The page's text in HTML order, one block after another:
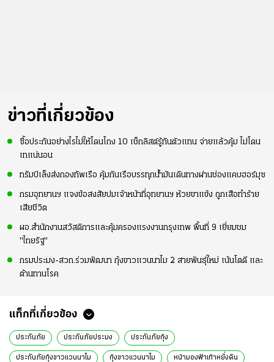
ข่าวที่เกี่ยวข้อง
ซื้อประกันอย่างไรไม่ให้โดนโกง 10 เช็กลิสต์รู้ทันตัวแทน จ่ายแล้วคุ้ม ไม่โดน
เทแน่นอน
ทรัมป์เล็งส่งกองทัพเรือ คุ้มกันเรือบรรทุกน้ำมันเดินทางผ่านช่องแคบฮอร์มุซ
กรมอุทยานฯ แจงข้อสงสัยปมเจ้าหน้าที่อุทยานฯ ห้วยขาแข้ง ถูกเสือทำร้าย
เสียชีวิต
ผอ.สำนักงานสวัสดิการและคุ้มครองแรงงานกรุงเทพ พื้นที่ 9 เยี่ยมชม
"ไทยรัฐ"
กรมประมง-สวก.ร่วมพัฒนา กุ้งขาวแวนนาไม 2 สายพันธุ์ใหม่ เน้นโตดี และ
ต้านทานโรค
แท็กที่เกี่ยวข้อง
ประกันภัย ประกันภัยประมง ประกันภัยกุ้ง
ประกันภัยกุ้งขาวแวนนาไม กุ้งขาวแวนนาไม หน้ามองฟ้าเท้าหยั่งดิน